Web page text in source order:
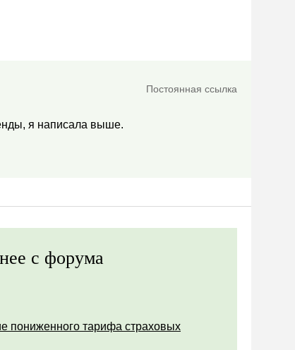
Постоянная ссылка
я написала выше.
с форума
пониженного тарифа страховых